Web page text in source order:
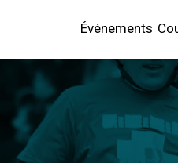
Événements